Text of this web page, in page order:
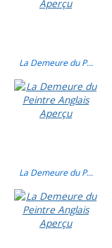
La Demeure du P...
La Demeure du P...